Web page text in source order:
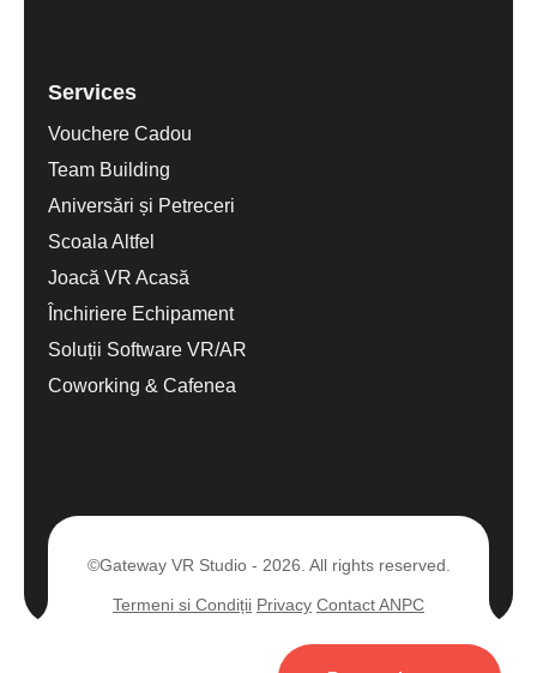
Services
Vouchere Cadou
Team Building
Aniversări și Petreceri
Scoala Altfel
Joacă VR Acasă
Închiriere Echipament
Soluții Software VR/AR
Coworking & Cafenea
©Gateway VR Studio - 2026. All rights reserved.
Termeni si Condiții Privacy Contact ANPC